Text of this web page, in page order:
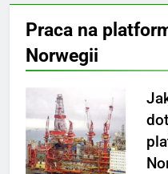
Praca na
Norwegii